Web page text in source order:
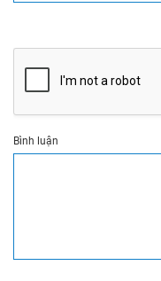
Bình luận